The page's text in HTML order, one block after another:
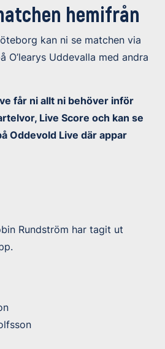
hemifrån
kan ni se matchen via
O’learys Uddevalla med andra
får ni allt ni behöver inför
Live Score och kan se
Oddevold Live där appar
Rundström har tagit ut